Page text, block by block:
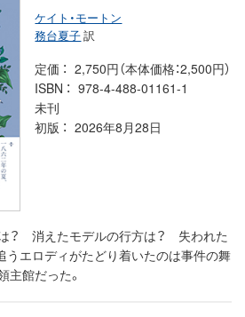
ケイト・モートン
務台夏子訳
定価
2,750円（本体価格：2,500円）
ISBN
978-4-488-01161-1
未刊
初版
2026年8月28日
？ 消えたモデルの行方は？ 失われた
エロディがたどり着いたのは事件の舞
主館だった。